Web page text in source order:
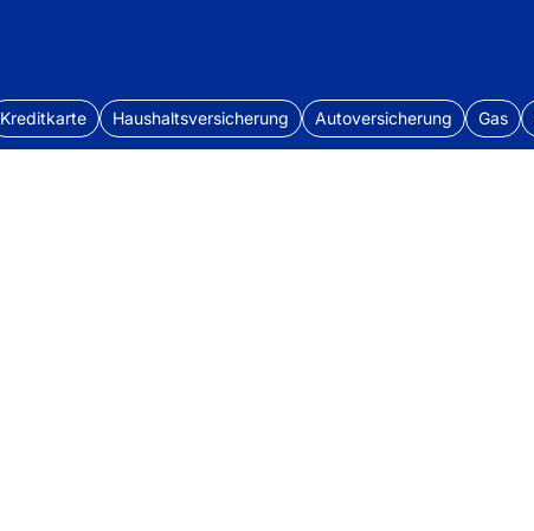
Kreditkarte Haushaltsversicherung Autoversicherung Gas